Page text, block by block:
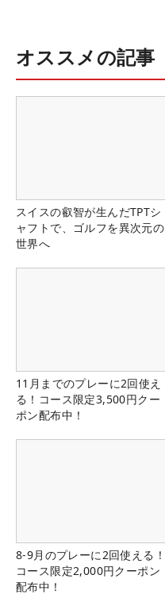
オススメの記事
スイスの叡智が生んだTPTシ
ャフトで、ゴルフを異次元の
世界へ
11月までのプレーに2回使え
る！コース限定3,500円クー
ポン配布中！
8-9月のプレーに2回使える！
コース限定2,000円クーポン
配布中！